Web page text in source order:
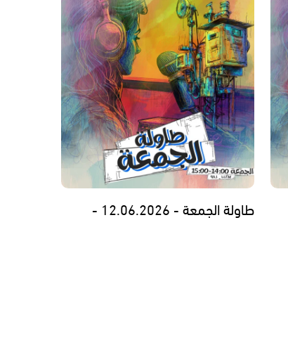
طاولة الجمعة - 12.06.2026 -